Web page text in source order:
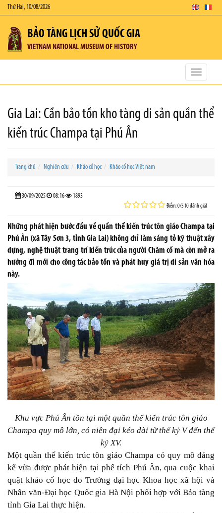
Thứ Hai, 10/08/2026
BẢO TÀNG LỊCH SỬ QUỐC GIA
VIETNAM NATIONAL MUSEUM OF HISTORY
Toggle
Gia Lai: Cần bảo tồn kho tàng di sản quần thể
kiến trúc Champa tại Phú Ân
Trang chủ Nghiên cứu Khảo cổ học Khảo cổ học Việt nam
30/09/2025 08:16 1893
Điểm: 0/5 (0 đánh giá)
Những phát hiện bước đầu về quần thể kiến trúc tôn giáo Champa tại
Phú Ân (xã Tây Sơn 3, tỉnh Gia Lai) không chỉ làm sáng tỏ kỹ thuật xây
dựng, nghệ thuật trang trí kiến trúc của người Chăm cổ mà còn mở ra
hướng đi mới cho công tác bảo tồn và phát huy giá trị di sản văn hóa
này.
Khu vực Phú Ân tồn tại một quần thể kiến trúc tôn giáo
Champa quy mô lớn, có niên đại kéo dài từ thế kỷ V đến thế
kỷ XV.
Một quần thể kiến trúc tôn giáo Champa có quy mô đáng
kể vừa được phát hiện tại phế tích Phú Ân, qua cuộc khai
quật khảo cổ học do Trường đại học Khoa học xã hội và
Nhân văn-Đại học Quốc gia Hà Nội phối hợp với Bảo tàng
tỉnh Gia Lai thực hiện.